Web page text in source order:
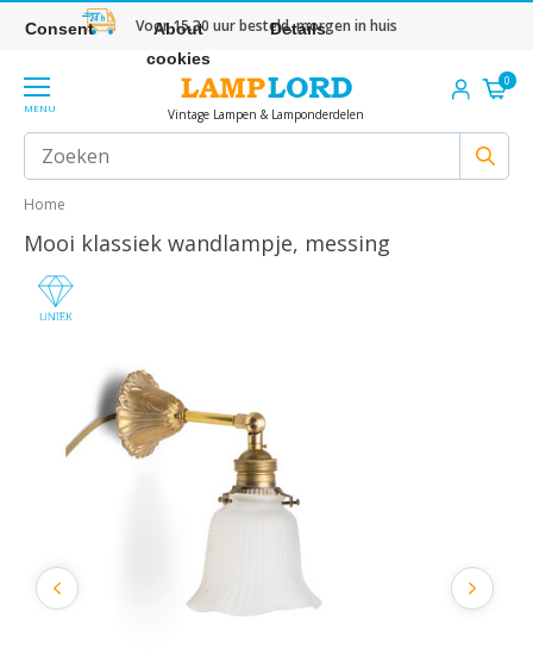
Voor 15.30 uur besteld, morgen in huis
MENU Vintage Lampen & Lamponderdelen
0
Home
Mooi klassiek wandlampje, messing
Consent
About
cookies
Details